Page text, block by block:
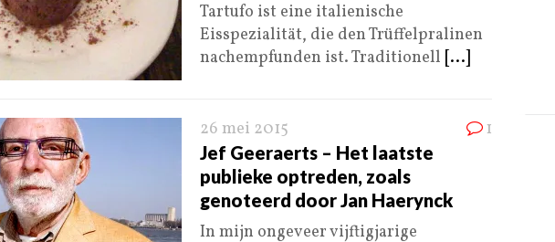
Tartufo ist eine italienische
Eisspezialität, die den Trüffelpralinen
nachempfunden ist. Traditionell [...]
26 mei 2015 1
Jef Geeraerts – Het laatste
publieke optreden, zoals
genoteerd door Jan Haerynck
In mijn ongeveer vijftigjarige